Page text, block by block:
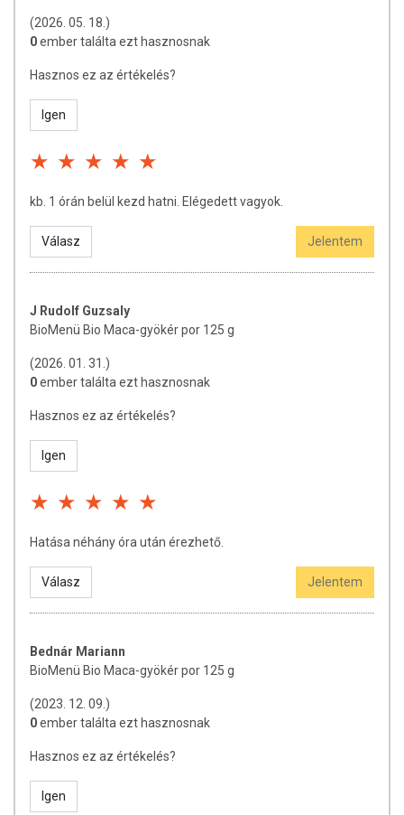
100% bio macagyökér (lepidium meyenii)
lila macagyökér keverékéből áll.
TOVÁBBI TUDNIVALÓK
Tárolás: Tárolja hűvös (kb. 18-20 C fok), sötét és száraz
szabályozás szerint élelmiszereknek minősülnek, amelyek a
hagyományos étrend kiegészítését szolgálják, és
koncentrált formában tartalmaznak tápanyagokat. Bár az
étrend-kiegészítők kedvező élettani hatással
engedélyezett a készítményeknek betegséget megelőző
vagy gyógyító hatást tulajdonítani.
A termék nem helyettesíti a kiegyensúlyozott, vegyes
gyógyít betegségeket! A termék nem az orvosi kezelés
helyettesítésére alkalmas! Betegség esetén használatát
beszélje meg kezelőorvosával. Az ajánlott napi fogyasztási
összetevők bármelyikére érzékeny vagy allergiás!
Kisgyermektől elzárva tartandó!
(2026. 05. 18.)
0ember találta ezt hasznosnak
Hasznos ez az értékelés?
Igen
kb. 1 órán belül kezd hatni. Elégedett vagyok.
Válasz Jelentem
J Rudolf Guzsaly
BioMenü Bio Maca-gyökér por 125 g
(2026. 01. 31.)
0ember találta ezt hasznosnak
Hasznos ez az értékelés?
Igen
Hatása néhány óra után érezhető.
Válasz Jelentem
Bednár Mariann
BioMenü Bio Maca-gyökér por 125 g
(2023. 12. 09.)
0ember találta ezt hasznosnak
Hasznos ez az értékelés?
Igen